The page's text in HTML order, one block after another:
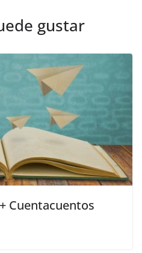
gustar
Cuentacuentos